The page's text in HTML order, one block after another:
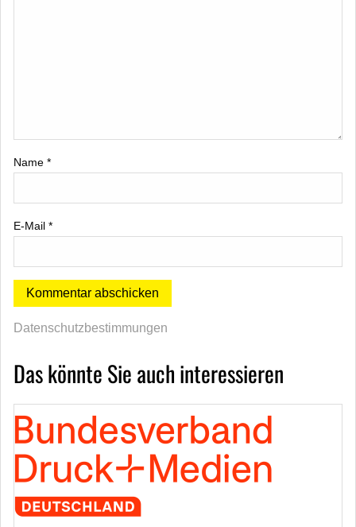
Name *
E-Mail *
Datenschutzbestimmungen
Das könnte Sie auch interessieren